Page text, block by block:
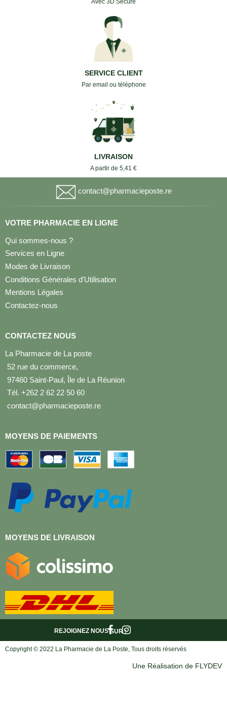
SERVICE CLIENT
Par email ou téléphone
LIVRAISON
A partir de 5,41 €
contact@pharmacieposte.re
VOTRE PHARMACIE EN LIGNE
Qui sommes-nous ?
Services en Ligne
Modes de Livraison
Conditions Générales d'Utilisation
Mentions Légales
Contactez-nous
CONTACTEZ NOUS
La Pharmacie de La poste
52 rue du commerce,
97460 Saint-Paul, Île de La Réunion
Tél. +262 2 62 22 50 60
contact@pharmacieposte.re
MOYENS DE PAIEMENTS
MOYENS DE LIVRAISON
SUR :
REJOIGNEZ NOUS
Copyright © 2022 La Pharmacie de La Poste, Tous droits réservés
Une Réalisation de FLYDEV